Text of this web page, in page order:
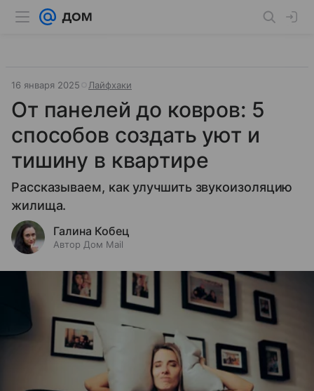
16 января 2025 Лайфхаки
От панелей до ковров: 5
способов создать уют и
тишину в квартире
Рассказываем, как улучшить звукоизоляцию
жилища.
Галина Кобец
Автор Дом Mail